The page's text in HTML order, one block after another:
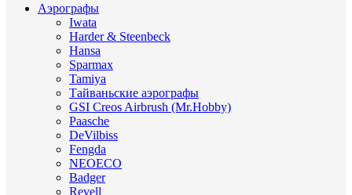
Аэрографы
Iwata
Harder & Steenbeck
Hansa
Sparmax
Tamiya
Тайваньские аэрографы
GSI Creos Airbrush (Mr.Hobby)
Paasche
DeVilbiss
Fengda
NEOECO
Badger
Revell